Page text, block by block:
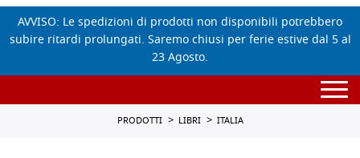
AVVISO: Le spedizioni di prodotti non disponibili potrebbero
subire ritardi prolungati. Saremo chiusi per ferie estive dal 5 al
23 Agosto.
PRODOTTI LIBRI ITALIA